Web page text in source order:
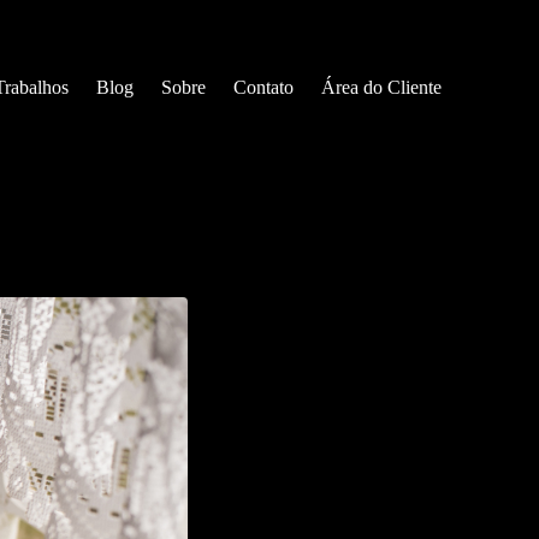
Blog Sobre Contato Área do Cliente